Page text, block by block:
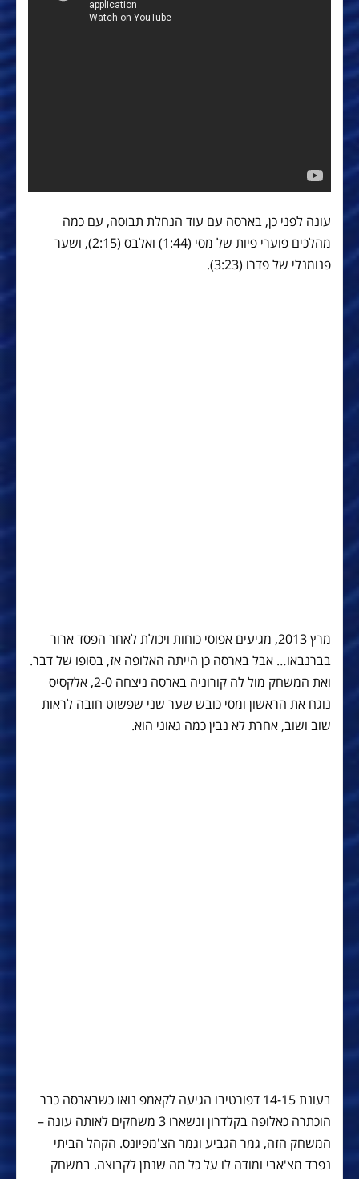
עונה לפני כן, בארסה עם עוד הנחלת תבוסה, עם כמה
מהלכים פוערי פיות של מסי (1:44) ואלבס (2:15), ושער
פנומנלי של פדרו (3:23).
מרץ 2013, מגיעים אפוסי כוחות ויכולת לאחר הפסד ארור
בברנבאו… אבל בארסה כן הייתה האלופה אז, בסופו של דבר.
ואת המשחק מול לה קורוניה בארסה ניצחה 2-0, אלקסיס
נוגח את הראשון ומסי כובש שער שני שפשוט חובה לראות
שוב ושוב, אחרת לא נבין כמה גאוני הוא.
בעונת 14-15 דפורטיבו הגיעה לקאמפ נואו כשבארסה כבר
הוכתרה כאלופה בקלדרון ונשארו 3 משחקים לאותה עונה –
המשחק הזה, גמר הגביע וגמר הצ'מפיונס. הקהל הביתי
נפרד מצ'אבי ומודה לו על כל מה שנתן לקבוצה. במשחק